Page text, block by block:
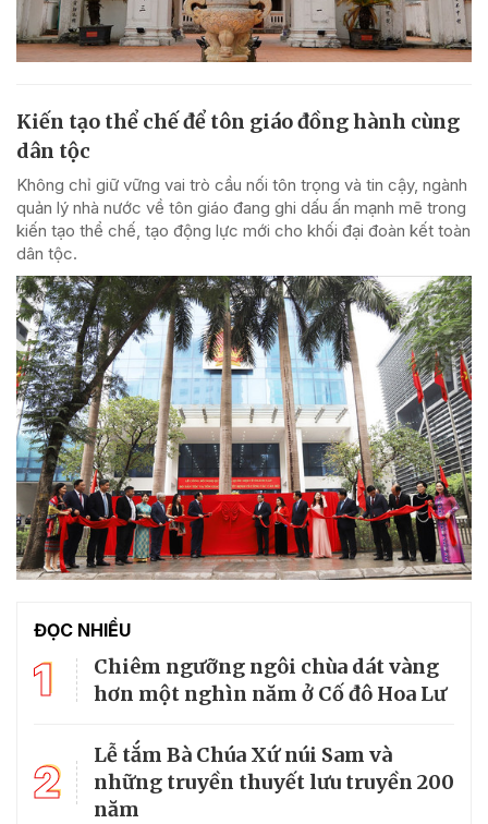
Kiến tạo thể chế để tôn giáo đồng hành cùng
dân tộc
Không chỉ giữ vững vai trò cầu nối tôn trọng và tin cậy, ngành
quản lý nhà nước về tôn giáo đang ghi dấu ấn mạnh mẽ trong
kiến tạo thể chế, tạo động lực mới cho khối đại đoàn kết toàn
dân tộc.
ĐỌC NHIỀU
1
Chiêm ngưỡng ngôi chùa dát vàng
hơn một nghìn năm ở Cố đô Hoa Lư
2
Lễ tắm Bà Chúa Xứ núi Sam và
những truyền thuyết lưu truyền 200
năm